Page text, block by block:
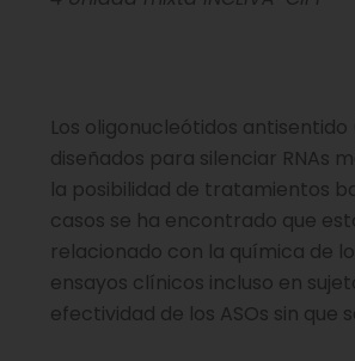
Los oligonucleótidos
diseñados para silenciar RNAs
la posibilidad de tratamientos
casos se ha encontrado que
relacionado con la química de
ensayos clínicos incluso en
efectividad de los ASOs sin que